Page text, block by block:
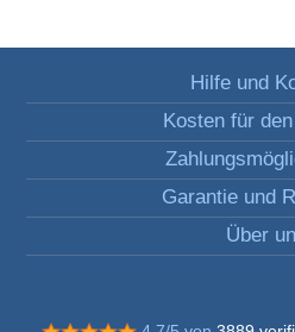
Hilfe und
Kosten für
Garantie und
Über